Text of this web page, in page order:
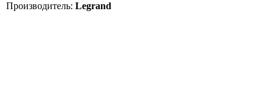
Производитель: Legrand